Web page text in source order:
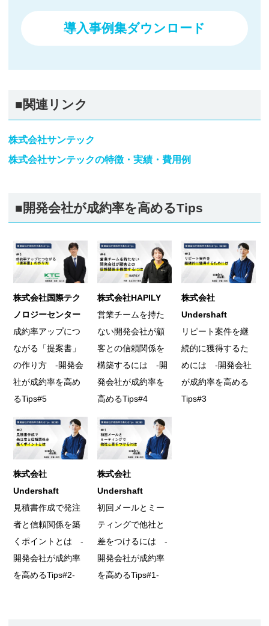
導入事例集ダウンロード
■関連リンク
株式会社サンテック
株式会社サンテックの特徴・実績・費用例
■開発会社が成約率を高めるTips
株式会社国際テク
ノロジーセンター
成約率アップにつ
ながる「提案書」
の作り方 -開発会
社が成約率を高め
るTips#5
株式会社HAPILY
営業チームを持た
ない開発会社が顧
客との信頼関係を
構築するには -開
発会社が成約率を
高めるTips#4
株式会社
Undershaft
リピート案件を継
続的に獲得するた
めには -開発会社
が成約率を高める
Tips#3
株式会社
Undershaft
見積書作成で発注
者と信頼関係を築
くポイントとは -
開発会社が成約率
を高めるTips#2-
株式会社
Undershaft
初回メールとミー
ティングで他社と
差をつけるには -
開発会社が成約率
を高めるTips#1-